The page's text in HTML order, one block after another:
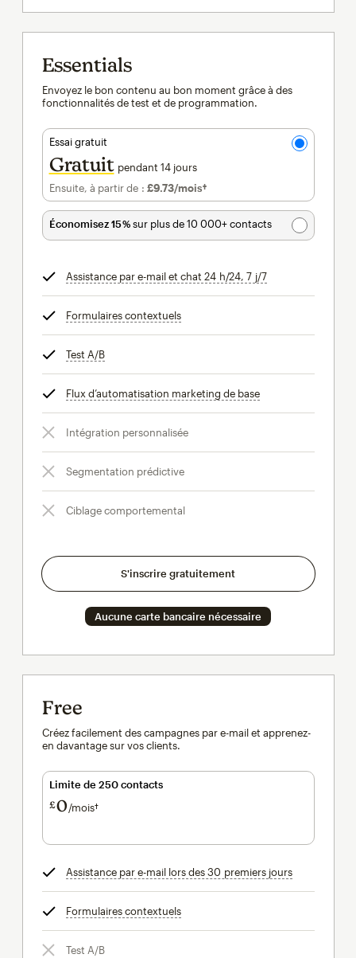
Essentials
Envoyez le bon contenu au bon moment grâce à des
fonctionnalités de test et de programmation.
Essai gratuit
Gratuit pendant 14 jours
Ensuite, à partir de : £9.73/mois†par mois†
Économisez 15 %sur plus de 10 000+ contacts
Assistance par e-mail et chat 24 h/24, 7 j/7infobulle
Formulaires contextuelsinfobulle
Test A/Binfobulle
Flux d’automatisation marketing de baseinfobulle
Intégration personnalisée
Segmentation prédictive
Ciblage comportemental
S'inscrire gratuitement
Aucune carte bancaire nécessaire
Free
Créez facilement des campagnes par e-mail et apprenez-
en davantage sur vos clients.
Limite de 250 contacts
£0 /mois†par mois†
Assistance par e-mail lors des 30 premiers joursinfobulle
Formulaires contextuelsinfobulle
Test A/B